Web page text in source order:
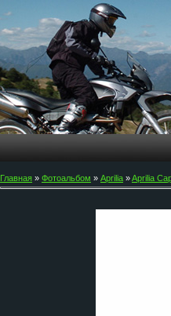
Главная » Фотоальбом » Aprilia »Aprilia